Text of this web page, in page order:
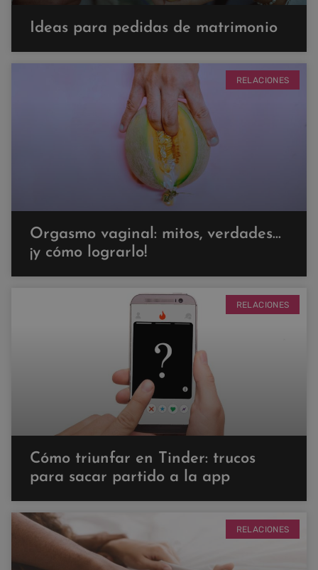
Ideas para pedidas de matrimonio
RELACIONES
Orgasmo vaginal: mitos, verdades…
¡y cómo lograrlo!
RELACIONES
Cómo triunfar en Tinder: trucos
para sacar partido a la app
RELACIONES